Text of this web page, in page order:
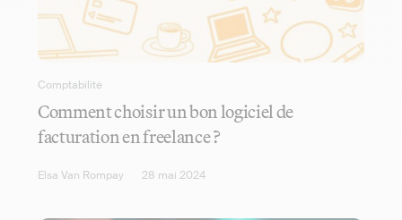
Comptabilité
Comment choisir un bon logiciel de
facturation en freelance ?
Elsa Van Rompay 28 mai 2024